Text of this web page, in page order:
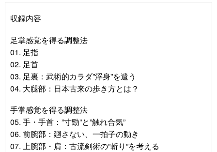
収録内容
足掌感覚を得る調整法
01. 足指
02. 足首
03. 足裏：武術的カラダ”浮身”を遣う
04. 大腿部：日本古来の歩き方とは？
手掌感覚を得る調整法
05. 手・手首：”寸勁”と”触れ合気”
06. 前腕部：廻さない、一拍子の動き
07. 上腕部・肩：古流剣術の”斬り”を考える